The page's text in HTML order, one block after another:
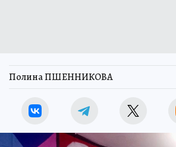
Полина ПШЕННИКОВА